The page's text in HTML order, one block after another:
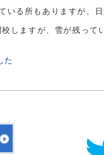
いる所もありますが、
しますが、雪が残って
た